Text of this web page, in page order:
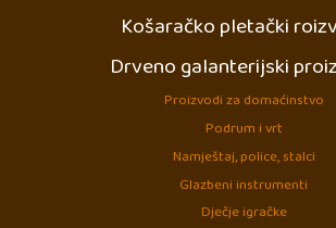
Košaračko pletački
Drveno galanterijski
Proizvodi za domaćinstvo
Podrum i vrt
Namještaj, police, stalci
Glazbeni instrumenti
Dječje igračke